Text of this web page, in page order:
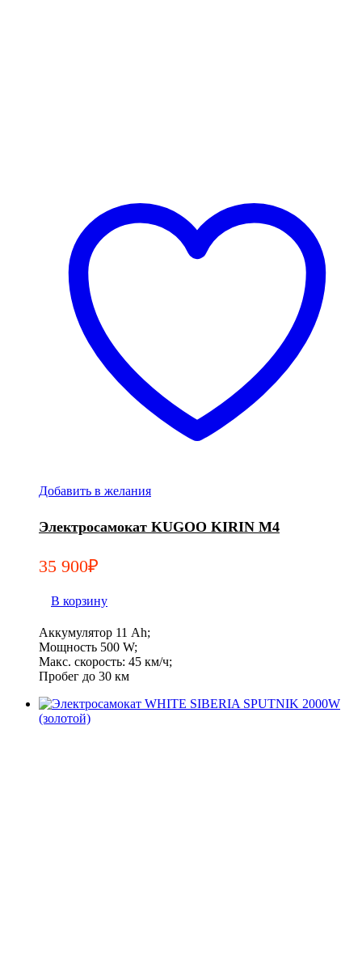
Добавить в желания
Электросамокат KUGOO KIRIN M4
35 900₽
В корзину
Аккумулятор 11 Ah;
Мощность 500 W;
Макс. скорость: 45 км/ч;
Пробег до 30 км